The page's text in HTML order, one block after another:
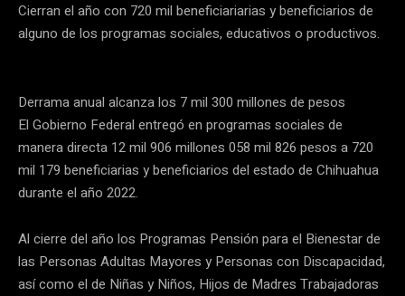
Cierran el año con 720 mil beneficiariarias y beneficiarios de
alguno de los programas sociales, educativos o productivos.
Derrama anual alcanza los 7 mil 300 millones de pesos
El Gobierno Federal entregó en programas sociales de
manera directa 12 mil 906 millones 058 mil 826 pesos a 720
mil 179 beneficiarias y beneficiarios del estado de Chihuahua
durante el año 2022.
Al cierre del año los Programas Pensión para el Bienestar de
las Personas Adultas Mayores y Personas con Discapacidad,
así como el de Niñas y Niños, Hijos de Madres Trabajadoras